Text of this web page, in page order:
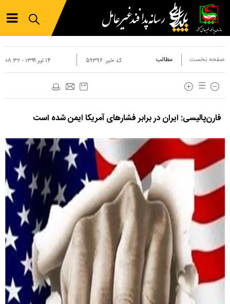
صفحه نخست مطالب ۱۴ تير ۱۳۹۹ - ۰۸:۳۲ کد خبر:۵۹۳۹۶
فارن‌پالیسی: ایران در برابر فشارهای آمریکا ایمن شده است